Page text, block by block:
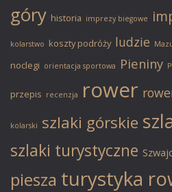
góry historia imprezy biegowe
kolarstwo koszty podróży ludzie
noclegi orientacja sportowa Pieniny
przepis recenzja rower
kolarski szlaki górskie
szlaki turystyczne
piesza turystyka